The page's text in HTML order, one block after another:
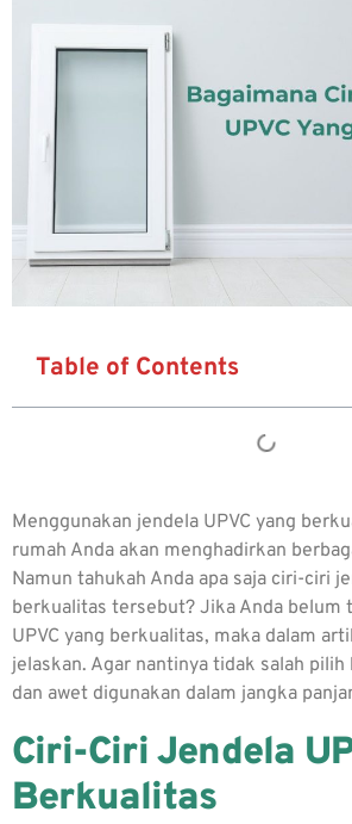
Table of Contents
Menggunakan jendela UPVC yang
rumah Anda akan menghadirkan
Namun tahukah Anda apa saja ciri-ciri
berkualitas tersebut? Jika Anda belum
UPVC yang berkualitas, maka dalam
jelaskan. Agar nantinya tidak salah
dan awet digunakan dalam jangka
Ciri-Ciri Jendela
Berkualitas